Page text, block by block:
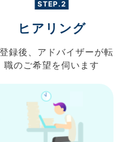
STEP.2
ヒアリング
録後、 アドバイザーが転
職のご希望を伺います